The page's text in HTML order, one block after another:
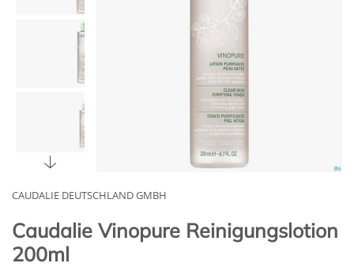
CAUDALIE DEUTSCHLAND GMBH
Caudalie Vinopure Reinigungslotion
200ml